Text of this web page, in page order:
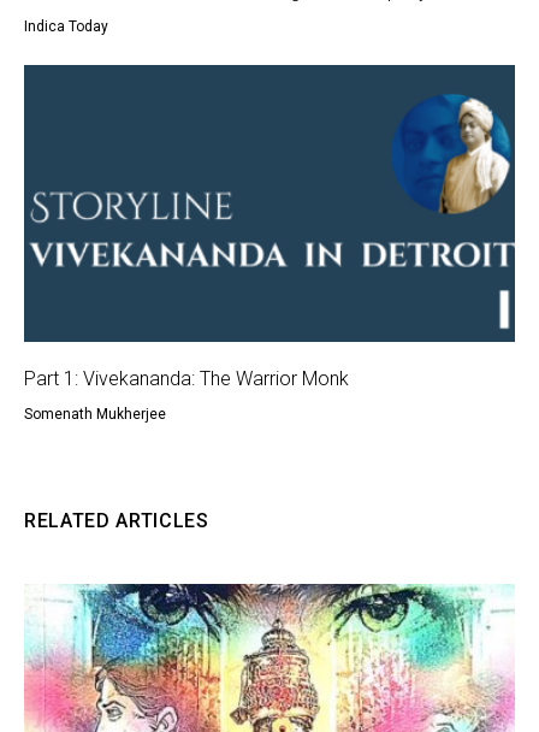
Indica Today
Part 1: Vivekananda: The Warrior Monk
Somenath Mukherjee
RELATED ARTICLES